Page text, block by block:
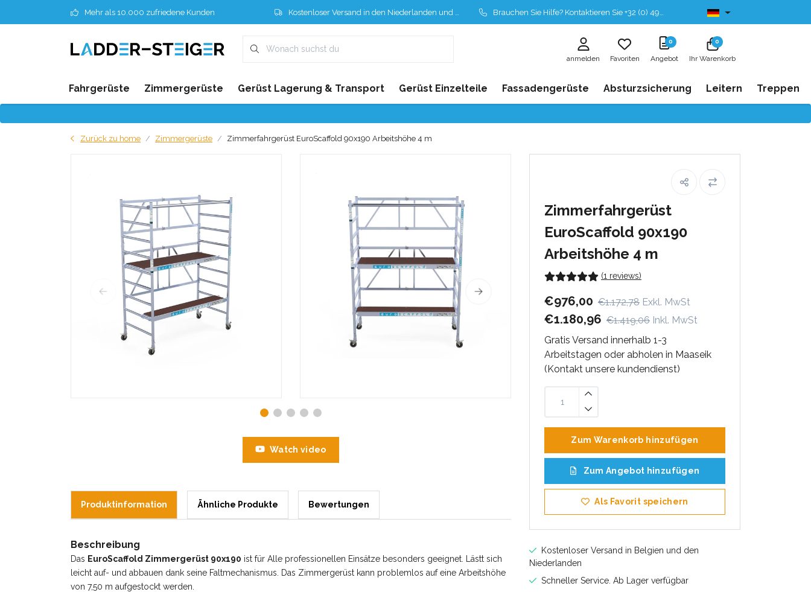
Mehr als 10.000 zufriedene Kunden Kostenloser Versand in den Niederlanden und Belgien Brauchen Sie Hilfe? Kontaktieren Sie +32 (0) 496 532 330 Ab lager lieferbar
anmelden Favoriten
0
Angebot
0
Ihr Warenkorb
Fahrgerüste Zimmergerüste Gerüst Lagerung & Transport Gerüst Einzelteile Fassadengerüste Absturzsicherung Leitern Treppen
Zurück zu home Zimmergerüste Zimmerfahrgerüst EuroScaffold 90x190 Arbeitshöhe 4 m
Zimmerfahrgerüst
EuroScaffold 90x190
Arbeitshöhe 4 m
(1 reviews)
€976,00 €1.172,78 Exkl. MwSt
€1.180,96 €1.419,06 Inkl. MwSt
Gratis Versand innerhalb 1-3
Arbeitstagen oder abholen in Maaseik
(Kontakt unsere kundendienst)
Zum Warenkorb hinzufügen
Zum Angebot hinzufügen
Als Favorit speichern
Kostenloser Versand in Belgien und den
Niederlanden
Schneller Service. Ab Lager verfügbar
Watch video
Produktinformation Ähnliche Produkte Bewertungen
Beschreibung
Das EuroScaffold Zimmergerüst 90x190 ist für Alle professionellen Einsätze besonders geeignet. Lästt sich
leicht auf- und abbauen dank seine Faltmechanismus. Das Zimmergerüst kann problemlos auf eine Arbeitshöhe
von 7,50 m aufgestockt werden.